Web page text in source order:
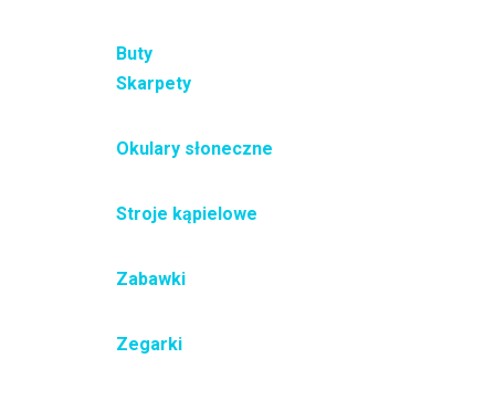
Buty
Skarpety
Okulary słoneczne
Stroje kąpielowe
Zabawki
Zegarki